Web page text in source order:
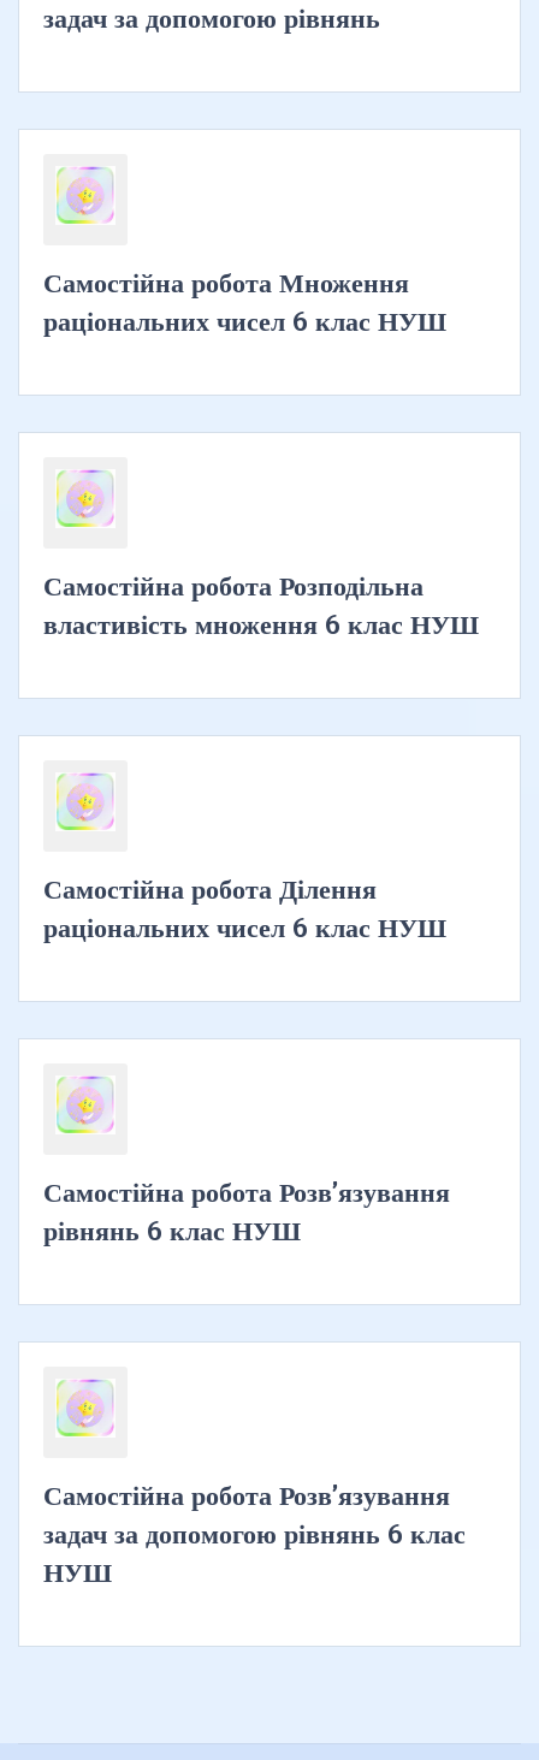
задач за допомогою рівнянь
Самостійна робота Множення
раціональних чисел 6 клас НУШ
Самостійна робота Розподільна
властивість множення 6 клас НУШ
Самостійна робота Ділення
раціональних чисел 6 клас НУШ
Самостійна робота Розв’язування
рівнянь 6 клас НУШ
Самостійна робота Розв’язування
задач за допомогою рівнянь 6 клас
НУШ